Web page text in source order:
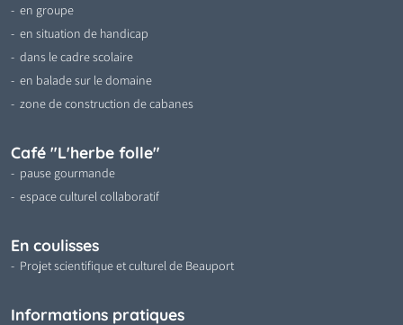
en groupe
en situation de handicap
dans le cadre scolaire
en balade sur le domaine
zone de construction de cabanes
Café "L'herbe folle"
pause gourmande
espace culturel collaboratif
En coulisses
Projet scientifique et culturel de Beauport
Informations pratiques